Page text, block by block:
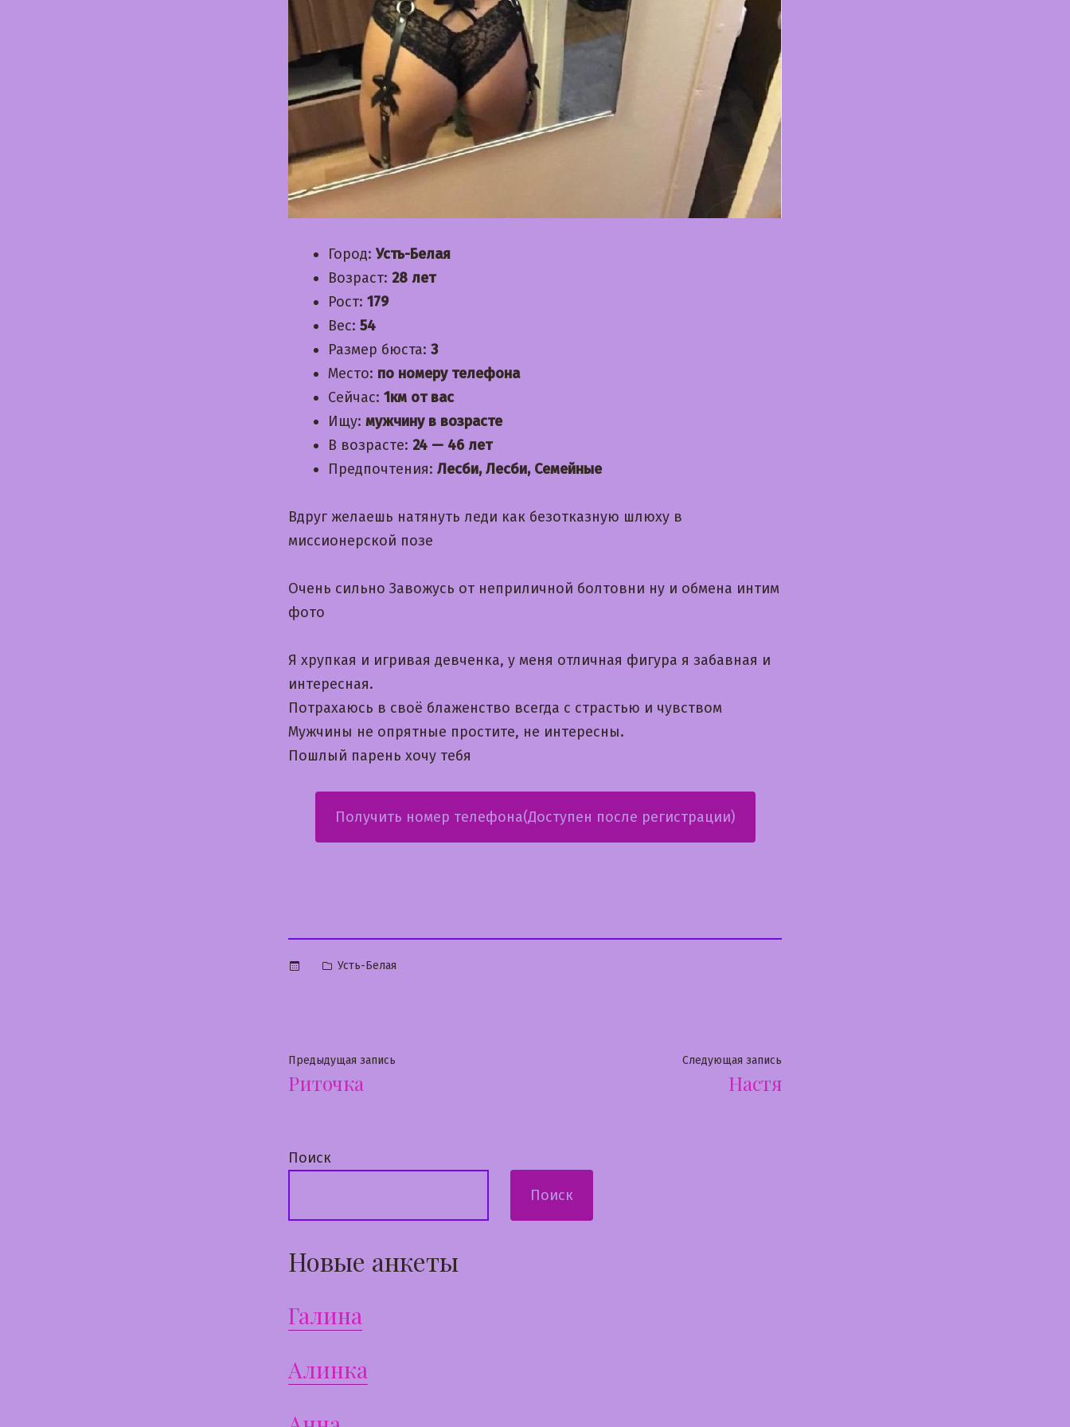
Город: Усть-Белая
Возраст: 28 лет
Рост: 179
Вес: 54
Размер бюста: 3
Место: по номеру телефона
Сейчас: 1км от вас
Ищу: мужчину в возрасте
В возрасте: 24 — 46 лет
Предпочтения: Лесби, Лесби, Семейные
Вдруг желаешь натянуть леди как безотказную шлюху в
миссионерской позе
Очень сильно Завожусь от неприличной болтовни ну и обмена интим
фото
Я хрупкая и игривая девченка, у меня отличная фигура я забавная и
интересная.
Потрахаюсь в своё блаженство всегда с страстью и чувством
Мужчины не опрятные простите, не интересны.
Пошлый парень хочу тебя
Получить номер телефона(Доступен после регистрации)
Опубликовано
Усть-Белая
Навигация
по
Предыдущая запись
Риточка
Следующая запись
запись:
Настя
Поиск
Поиск
Новые анкеты
Галина
Алинка